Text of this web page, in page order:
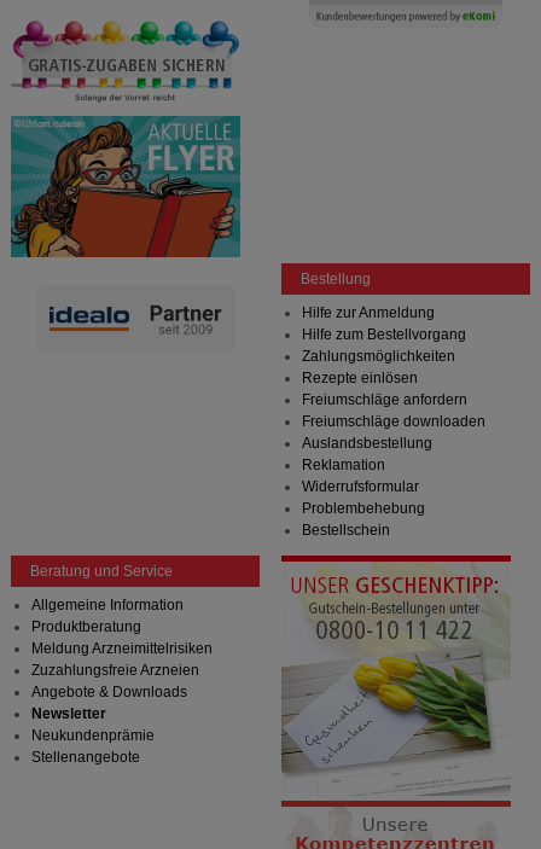
Bestellung
Hilfe zur Anmeldung
Hilfe zum Bestellvorgang
Zahlungsmöglichkeiten
Rezepte einlösen
Freiumschläge anfordern
Freiumschläge downloaden
Auslandsbestellung
Reklamation
Widerrufsformular
Problembehebung
Bestellschein
Beratung und Service
Allgemeine Information
Produktberatung
Meldung Arzneimittelrisiken
Zuzahlungsfreie Arzneien
Angebote & Downloads
Newsletter
Neukundenprämie
Stellenangebote